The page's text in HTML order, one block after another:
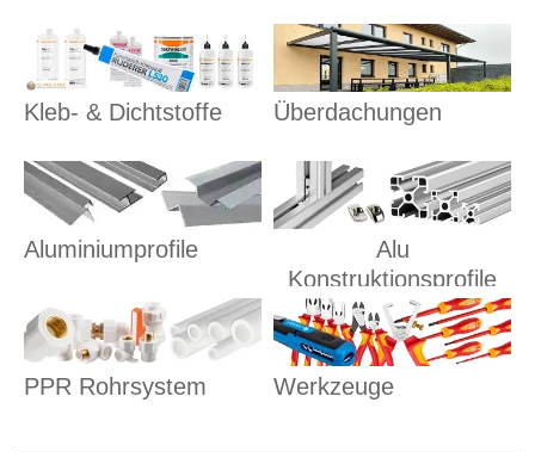
Kleb- & Dichtstoffe Überdachungen
Aluminiumprofile
Alu
Konstruktionsprofile
PPR Rohrsystem Werkzeuge